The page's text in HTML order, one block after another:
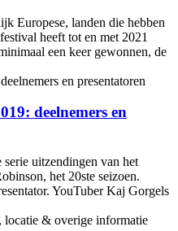
Europese, landen die hebben
heeft tot en met 2021
een keer gewonnen, de
deelnemers en
uitzendingen van het
het 20ste seizoen.
YouTuber Kaj Gorgels